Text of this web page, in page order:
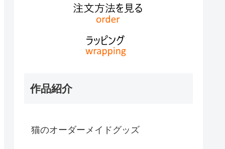
作品紹介
猫のオーダーメイドグッズ